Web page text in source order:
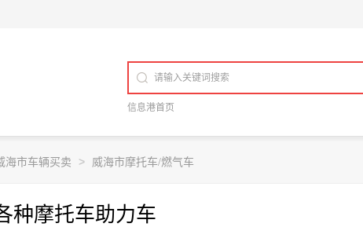
信息港首页
海市车辆买卖 > 威海市摩托车/燃气车
种摩托车助力车